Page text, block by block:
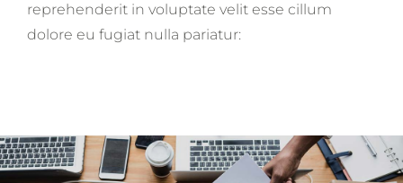
reprehenderit in voluptate velit esse cillum
dolore eu fugiat nulla pariatur: